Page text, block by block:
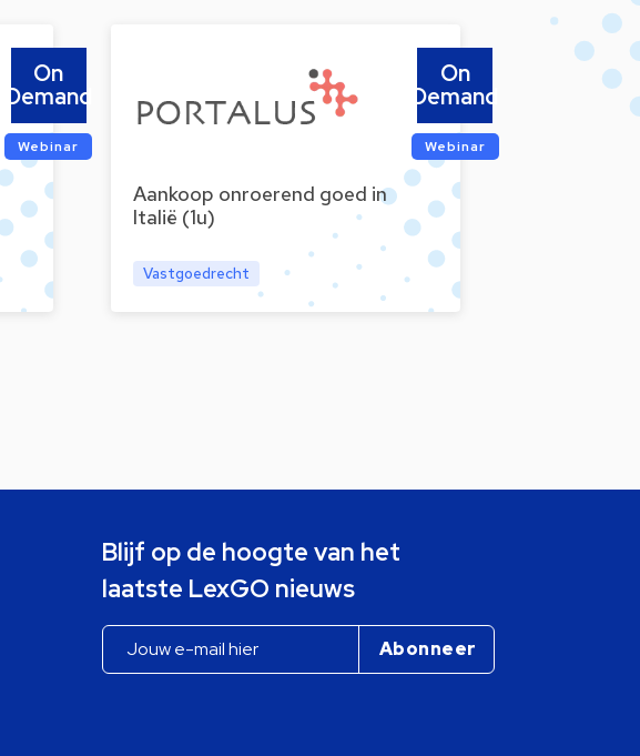
On
Demand
Webinar
Aankoop onroerend goed in
Italië (1u)
Vastgoedrecht
On
Demand
Webinar
Blijf op de hoogte van het
laatste LexGO nieuws